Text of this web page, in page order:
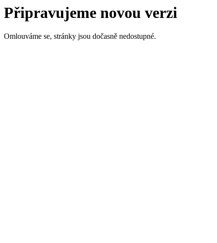
Připravujeme novou verzi
Omlouváme se, stránky jsou dočasně nedostupné.